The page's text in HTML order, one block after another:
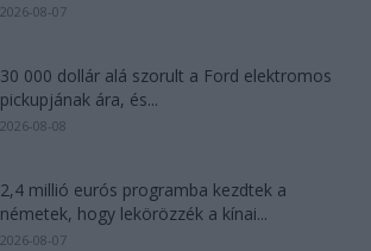
2026-08-07
30 000 dollár alá szorult a Ford elektromos
pickupjának ára, és...
2026-08-08
2,4 millió eurós programba kezdtek a
németek, hogy lekörözzék a kínai...
2026-08-07